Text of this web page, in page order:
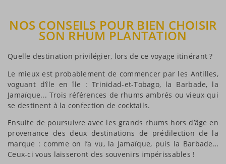
NOS CONSEILS POUR BIEN CHOISIR
SON RHUM PLANTATION
Quelle destination privilégier, lors de ce voyage itinérant ?
Le mieux est probablement de commencer par les Antilles,
voguant d’île en île : Trinidad-et-Tobago, la Barbade, la
Jamaïque... Trois références de rhums ambrés ou vieux qui
se destinent à la confection de cocktails.
Ensuite de poursuivre avec les grands rhums hors d’âge en
provenance des deux destinations de prédilection de la
marque : comme on l’a vu, la Jamaïque, puis la Barbade…
Ceux-ci vous laisseront des souvenirs impérissables !